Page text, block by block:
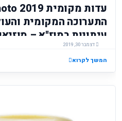
התערוכה המקומית
עיתונות במוז"א –
תל-אביב
דצמבר 30, 2019
המשך לקרוא